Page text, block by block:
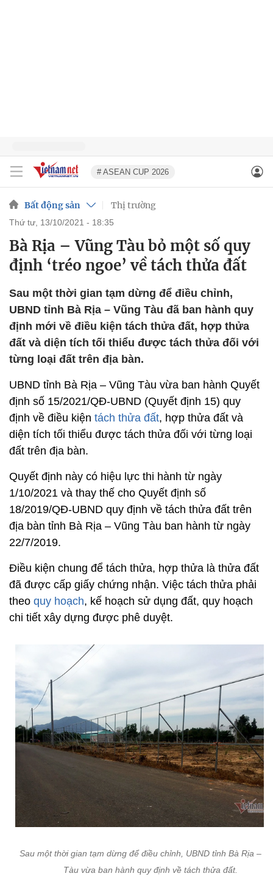
# ASEAN CUP 2026
Bất động sản Thị trường
thứ tư, 13/10/2021 - 18:35
Bà Rịa – Vũng Tàu bỏ một số quy
định ‘tréo ngoe’ về tách thửa đất
Sau một thời gian tạm dừng để điều chỉnh,
UBND tỉnh Bà Rịa – Vũng Tàu đã ban hành quy
định mới về điều kiện tách thửa đất, hợp thửa
đất và diện tích tối thiểu được tách thửa đối với
từng loại đất trên địa bàn.
UBND tỉnh Bà Rịa – Vũng Tàu vừa ban hành Quyết
định số 15/2021/QĐ-UBND (Quyết định 15) quy
định về điều kiện tách thửa đất, hợp thửa đất và
diện tích tối thiểu được tách thửa đối với từng loại
đất trên địa bàn.
Quyết định này có hiệu lực thi hành từ ngày
1/10/2021 và thay thế cho Quyết định số
18/2019/QĐ-UBND quy định về tách thửa đất trên
địa bàn tỉnh Bà Rịa – Vũng Tàu ban hành từ ngày
22/7/2019.
Điều kiện chung để tách thửa, hợp thửa là thửa đất
đã được cấp giấy chứng nhận. Việc tách thửa phải
theo quy hoạch, kế hoạch sử dụng đất, quy hoạch
chi tiết xây dựng được phê duyệt.
Sau một thời gian tạm dừng để điều chỉnh, UBND tỉnh Bà Rịa –
Tàu vừa ban hành quy định về tách thửa đất.